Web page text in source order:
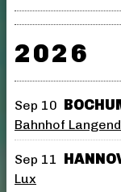
2026
Sep 10
Bahnhof
Sep 11
Lux